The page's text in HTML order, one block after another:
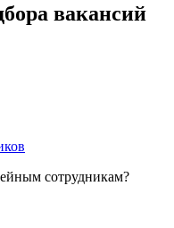
вакансий
сотрудникам?